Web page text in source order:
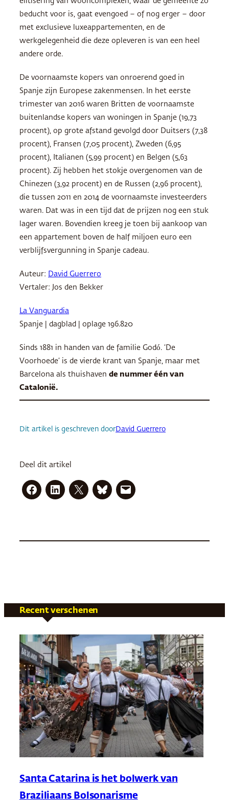
beducht voor is, gaat evengoed – of nog erger – door
met exclusieve luxeappartementen, en de
werkgelegenheid die deze opleveren is van een heel
andere orde.
De voornaamste kopers van onroerend goed in
Spanje zijn Europese zakenmensen. In het eerste
trimester van 2016 waren Britten de voornaamste
buitenlandse kopers van woningen in Spanje (19,73
procent), op grote afstand gevolgd door Duitsers (7,38
procent), Fransen (7,05 procent), Zweden (6,95
procent), Italianen (5,99 procent) en Belgen (5,63
procent). Zij hebben het stokje overgenomen van de
Chinezen (3,92 procent) en de Russen (2,96 procent),
die tussen 2011 en 2014 de voornaamste investeerders
waren. Dat was in een tijd dat de prijzen nog een stuk
lager waren. Bovendien kreeg je toen bij aankoop van
een appartement boven de half miljoen euro een
verblijfsvergunning in Spanje cadeau.
Auteur:
David Guerrero
Vertaler: Jos den Bekker
La Vanguardia
Spanje | dagblad | oplage 196.820
Sinds 1881 in handen van de familie Godó. ‘De
Voorhoede’ is de vierde krant van Spanje, maar met
Barcelona als thuishaven de nummer één van
Catalonië.
Dit artikel is geschreven doorDavid Guerrero
Deel dit artikel
Recent verschenen
Santa Catarina is het bolwerk van
Braziliaans Bolsonarisme